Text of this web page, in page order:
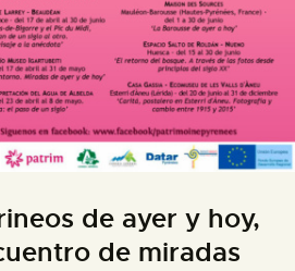
de ayer y hoy,
de miradas